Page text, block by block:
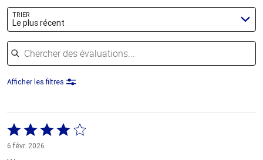
TRIER
Le plus récent
Chercher des évaluations
Afficher les filtres
Coté
4 sur
5
6 févr. 2026